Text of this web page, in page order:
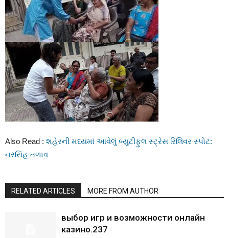
Also Read : શહેરની મધ્યમાં આવેલું બ્યુટીફુલ સ્ટ્રેસ રિલિવર સ્પોટ:
નરસિંહ તળાવ
RELATED ARTICLES MORE FROM AUTHOR
выбор игр и возможности онлайн
казино.237